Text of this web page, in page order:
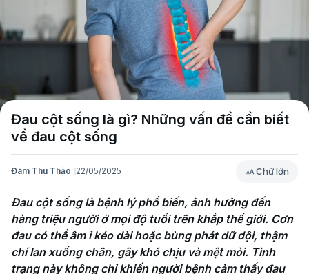
Đau cột sống là gì? Những vấn đề cần biết
về đau cột sống
Đàm Thu Thảo 22/05/2025 Chữ lớn
Đau cột sống là bệnh lý phổ biến, ảnh hưởng đến
hàng triệu người ở mọi độ tuổi trên khắp thế giới. Cơn
đau có thể âm ỉ kéo dài hoặc bùng phát dữ dội, thậm
chí lan xuống chân, gây khó chịu và mệt mỏi. Tình
trạng này không chỉ khiến người bệnh cảm thấy đau